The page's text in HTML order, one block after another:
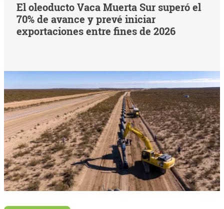
El oleoducto Vaca Muerta Sur superó el
70% de avance y prevé iniciar
exportaciones entre fines de 2026